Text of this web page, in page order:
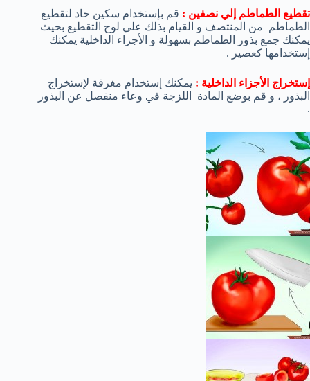
تقطيع الطماطم إلي نصفين : قم بإستخدام سكين حاد لتقطيع
الطماطم من المنتصف و القيام بذلك علي لوح التقطيع بحيث
يمكنك جمع بذور الطماطم بسهولة و الأجزاء الداخلية يمكنك
إستخدامها كعصير .
إستخراج الأجزاء الداخلية : يمكنك إستخدام مغرفة لإستخراج
البذور ، و قم بوضع المادة اللزجة في وعاء منفصل عن البذور
.